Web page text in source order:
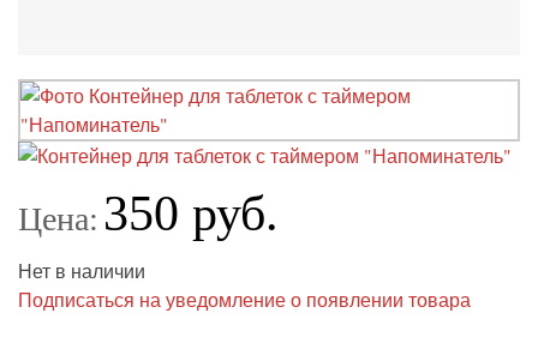
Цена: 350 руб.
Нет в наличии
Подписаться на уведомление о появлении товара